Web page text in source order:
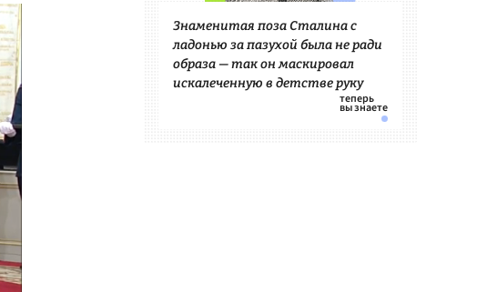
Знаменитая поза Сталина с
ладонью за пазухой была не ради
образа — так он маскировал
искалеченную в детстве руку